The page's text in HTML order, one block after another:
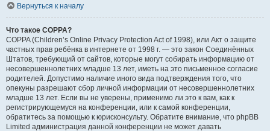
Вернуться к началу
Что такое COPPA?
COPPA (Children’s Online Privacy Protection Act of 1998), или Акт о защите
частных прав ребёнка в интернете от 1998 г. — это закон Соединённых
Штатов, требующий от сайтов, которые могут собирать информацию от
несовершеннолетних младше 13 лет, иметь на это письменное согласие
родителей. Допустимо наличие иного вида подтверждения того, что
опекуны разрешают сбор личной информации от несовершеннолетних
младше 13 лет. Если вы не уверены, применимо ли это к вам, как к
регистрирующемуся на конференции, или к самой конференции,
обратитесь за помощью к юрисконсульту. Обратите внимание, что phpBB
Limited администрация данной конференции не может давать